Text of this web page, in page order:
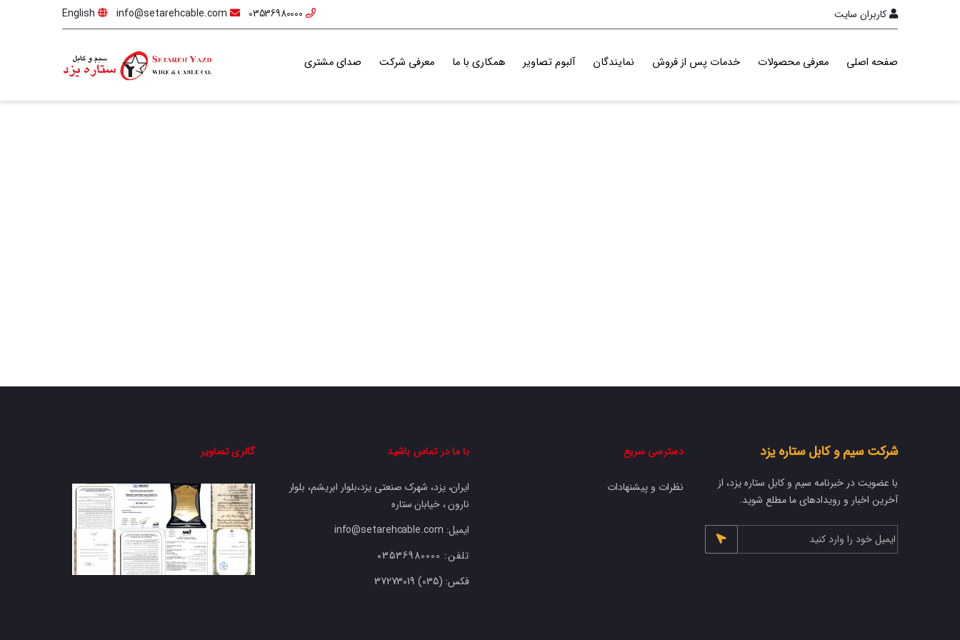
کاربران سایت
صفحه اصلی معرفی محصولات خدمات پس از فروش نمایندگان آلبوم تصاویر همکاری با ما معرفی شرکت صدای مشتری
شرکت سیم و کابل ستاره یزد
با عضویت در خبرنامه سیم و کابل ستاره یزد، از
آخرین اخبار و رویدادهای ما مطلع شوید.
دسترسی سریع
نظرات و پیشنهادات
با ما در تماس باشید
ایران، یزد، شهرک صنعتی یزد،بلوار ابریشم، بلوار
نارون ، خیابان ستاره
ایمیل: info@setarehcable.com
تلفن: 03536980000
فکس: 37273019 (035)
گالری تصاویر